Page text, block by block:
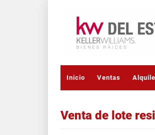
Inicio Ventas
Venta de lote